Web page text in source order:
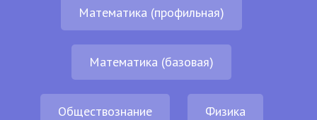
Математика (профильная)
Математика (базовая)
Обществознание Физика